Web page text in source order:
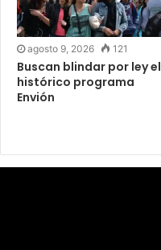
agosto 9, 2026 121
Buscan blindar por ley el
histórico programa
Envión